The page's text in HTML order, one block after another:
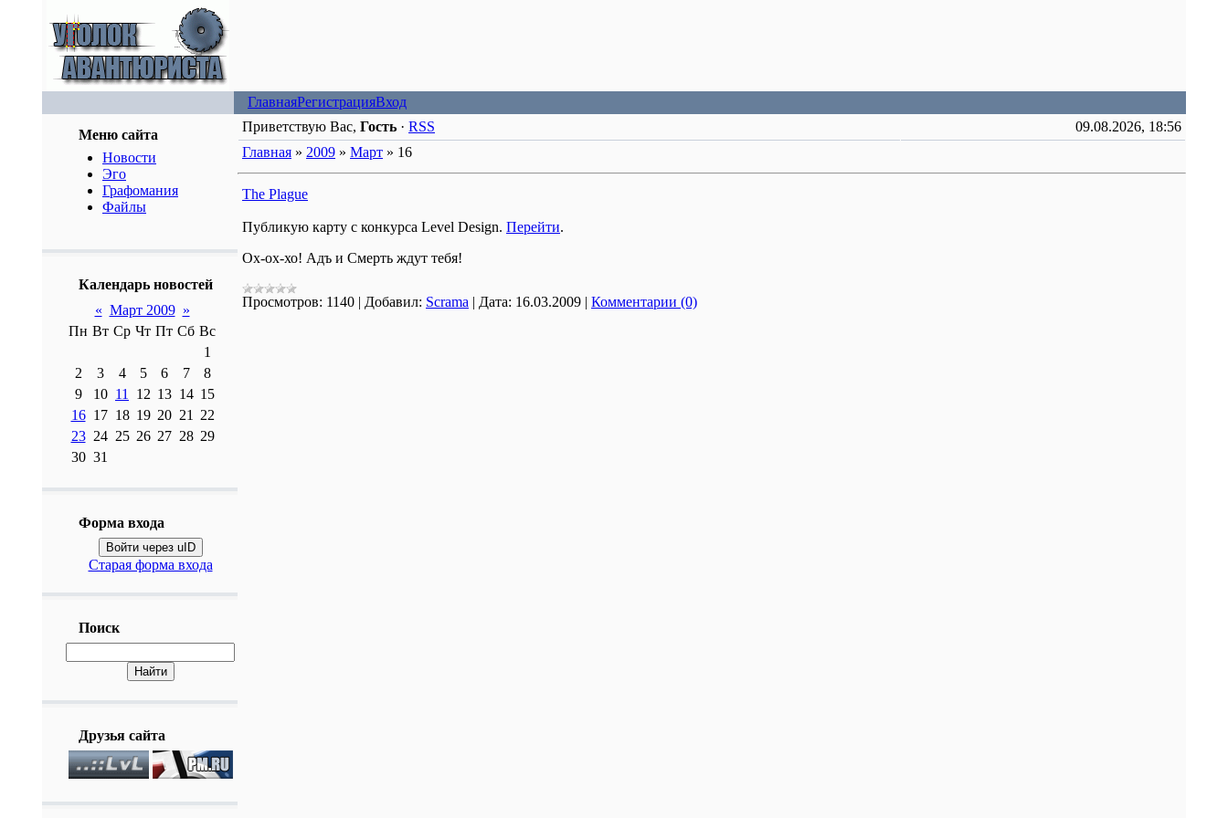
ГлавнаяРегистрацияВход
Меню сайта
Новости
Эго
Графомания
Файлы
Календарь новостей
« Март 2009 »
Пн Вт Ср Чт Пт Сб Вс
1
2
3 4 5 6 7
8
9
10 11 12 13 14 15
16 17 18 19 20 21
22
23 24 25 26 27 28 29
30 31
Форма входа
Войти через uID
Старая форма входа
Поиск
Друзья сайта
Приветствую Вас, Гость · RSS
09.08.2026, 18:56
Главная » 2009 » Март » 16
The Plague
Публикую карту с конкурса Level Design. Перейти.
Ох-ох-хо! Адъ и Смерть ждут тебя!
Просмотров: 1140 | Добавил: Scrama | Дата: 16.03.2009 | Комментарии (0)